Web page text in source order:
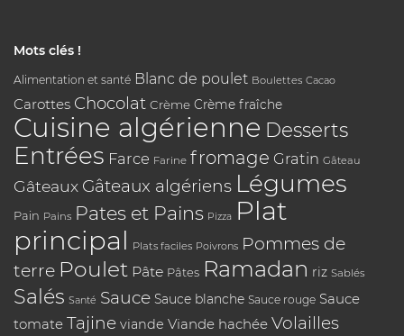
Mots clés !
Alimentation et santé Blanc de poulet Boulettes Cacao
Carottes Chocolat Crème Crème fraîche
Cuisine algérienne Desserts
Entrées Farce Farine fromage Gratin Gâteau
Gâteaux Gâteaux algériens Légumes
Pain Pains Pates et Pains Pizza Plat
principal Plats faciles Poivrons Pommes de
terre Poulet Pâte Pâtes Ramadan riz Sablés
Salés Santé Sauce Sauce blanche Sauce rouge Sauce
tomate Tajine viande Viande hachée Volailles